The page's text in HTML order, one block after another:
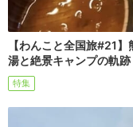
【わんこと全国旅#21
湯と絶景キャンプの軌跡
特集